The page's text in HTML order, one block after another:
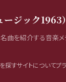
ジック1963）
曲を紹介する音楽メ
探すサイトについてプ